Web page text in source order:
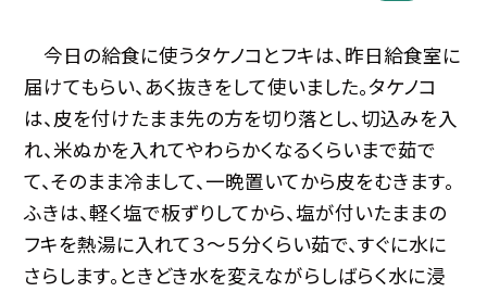
今日の給食に使うタケノコとフキは、昨日給食室に
届けてもらい、あく抜きをして使いました。タケノコ
は、皮を付けたまま先の方を切り落とし、切込みを入
れ、米ぬかを入れてやわらかくなるくらいまで茹で
て、そのまま冷まして、一晩置いてから皮をむきます。
ふきは、軽く塩で板ずりしてから、塩が付いたままの
フキを熱湯に入れて３〜５分くらい茹で、すぐに水に
さらします。ときどき水を変えながらしばらく水に浸